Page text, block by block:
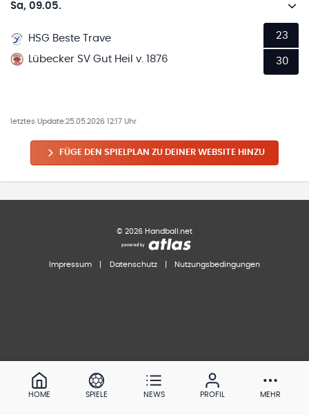
Sa, 09.05.
HSG Beste Trave
Lübecker SV Gut Heil v. 1876
23
30
letztes Update:25.05.2026 12:17 Uhr
FÜGE DEN SPIELPLAN ZU DEINER WEBSITE HINZU
© 2026 Handball.net
Impressum Datenschutz Nutzungsbedingungen
HOME SPIELE NEWS PROFIL MEHR